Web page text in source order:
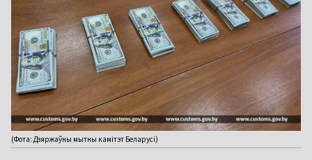
(Фота: Дзяржаўны мытны камітэт Беларусі)